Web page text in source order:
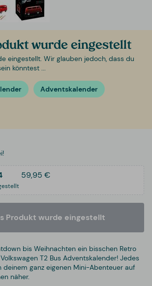
wurde eingestellt
eingestellt. Wir glauben jedoch, dass du
könntest ...
Adventskalender
59,95 €
Produkt wurde eingestellt
bis Weihnachten ein bisschen Retro
T2 Bus Adventskalender! Jedes
deinem ganz eigenen Mini-Abenteuer auf
näher.